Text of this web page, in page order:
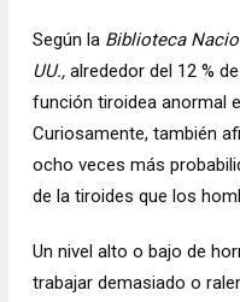
Según la Biblioteca
UU.,alrededor del 12 %
función tiroidea anormal
Curiosamente, también
ocho veces más
de la tiroides que los
Un nivel alto o bajo de
trabajar demasiado o